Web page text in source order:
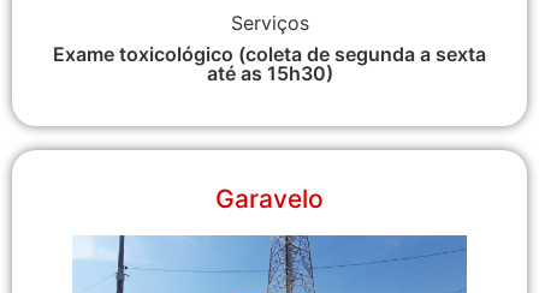
Serviços
Exame toxicológico (coleta de segunda a sexta
até as 15h30)
Garavelo